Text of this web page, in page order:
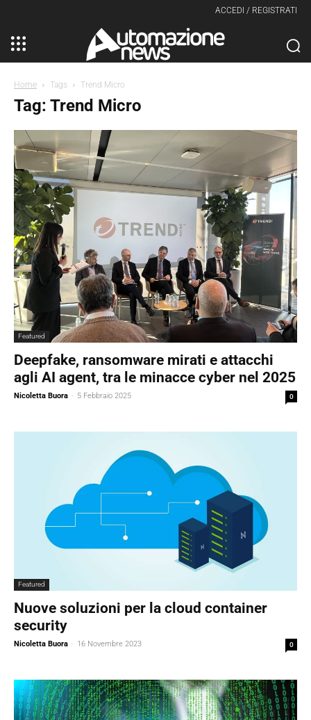
ACCEDI / REGISTRATI
Home Tags Trend Micro
Tag: Trend Micro
Featured
Deepfake, ransomware mirati e attacchi
agli AI agent, tra le minacce cyber nel 2025
Nicoletta Buora - 5 Febbraio 2025 0
Featured
Nuove soluzioni per la cloud container
security
Nicoletta Buora - 16 Novembre 2023 0